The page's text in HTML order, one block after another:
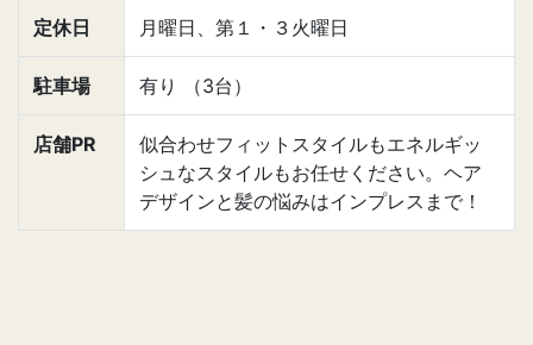
定休日 月曜日、第１・３火曜日
駐車場 有り （3台）
店舗PR
似合わせフィットスタイルもエネルギッ
シュなスタイルもお任せください。ヘア
デザインと髪の悩みはインプレスまで！